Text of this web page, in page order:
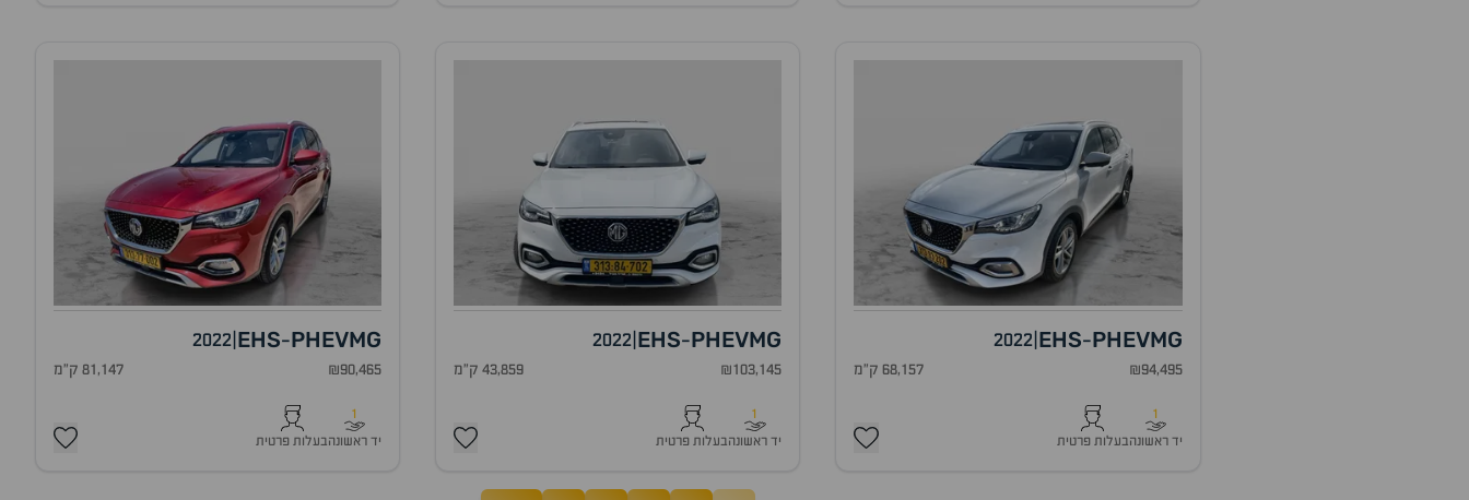
MG
EHS-PHEV
|
2022
₪94,495 68,157 ק"מ
1
יד ראשונהבעלות פרטית
MG
EHS-PHEV
2022
₪103,145 43,859 ק"מ
1
יד ראשונהבעלות פרטית
MG
EHS-PHEV
2022
₪90,465 81,147 ק"מ
1
יד ראשונהבעלות פרטית